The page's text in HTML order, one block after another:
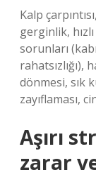
Kalp
gerginlik,
sorunları
rahatsızlığı),
dönmesi, sık
zayıflaması,
Aşırı
zarar